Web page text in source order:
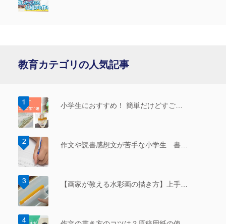
教育カテゴリの人気記事
小学生におすすめ！ 簡単だけどすご…
作文や読書感想文が苦手な小学生 書…
【画家が教える水彩画の描き方】上手…